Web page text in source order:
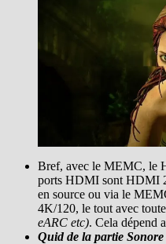
Bref, avec le MEMC, le
ports HDMI sont HDMI
en source ou via le
4K/120, le tout avec
eARC etc). Cela dépend
Quid de la partie Sonore